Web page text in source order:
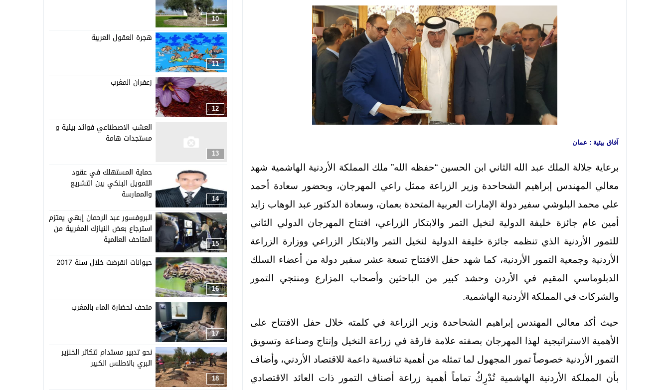
آفاق بيئية : عمان
برعاية جلالة الملك عبد الله الثاني ابن الحسين “حفظه الله” ملك المملكة الأردنية الهاشمية شهد
معالي المهندس إبراهيم الشحاحدة وزير الزراعة ممثل راعي المهرجان، وبحضور سعادة أحمد
علي محمد البلوشي سفير دولة الإمارات العربية المتحدة بعمان، وسعادة الدكتور عبد الوهاب زايد
أمين عام جائزة خليفة الدولية لنخيل التمر والابتكار الزراعي، افتتاح المهرجان الدولي الثاني
للتمور الأردنية الذي تنظمه جائزة خليفة الدولية لنخيل التمر والابتكار الزراعي ووزارة الزراعة
الأردنية وجمعية التمور الأردنية، كما شهد حفل الافتتاح تسعة عشر سفير دولة من أعضاء السلك
الدبلوماسي المقيم في الأردن وحشد كبير من الباحثين وأصحاب المزارع ومنتجي التمور
والشركات في المملكة الأردنية الهاشمية.
حيث أكد معالي المهندس إبراهيم الشحاحدة وزير الزراعة في كلمته خلال حفل الافتتاح على
الأهمية الاستراتيجية لهذا المهرجان بصفته علامة فارقة في زراعة النخيل وإنتاج وصناعة وتسويق
التمور الأردنية خصوصاً تمور المجهول لما تمثله من أهمية تنافسية داعمة للاقتصاد الأردني، وأضاف
بأن المملكة الأردنية الهاشمية تُدْرِكُ تماماً أهمية زراعة أصناف التمور ذات العائد الاقتصادي
10
11
هجرة العقول العربية
12
زعفران المغرب
13
العشب الاصطناعي فوائد بيئية و
مستجدات هامة
14
حماية المستهلك في عقود
التمويل البنكي بين التشريع
والممارسة
15
البروفسور عبد الرحمان إبهي يعتزم
استرجاع بعض النيازك المغربية من
المتاحف العالمية
16
حيوانات انقرضت خلال سنة 2017
17
متحف لحضارة الماء بالمغرب
18
نحو تدبير مستدام لتكاثر الخنزير
البري بالاطلس الكبير